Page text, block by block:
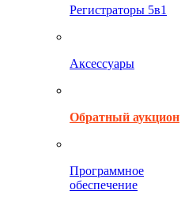
Регистраторы 5в1
Аксессуары
Обратный аукцион
Программное
обеспечение